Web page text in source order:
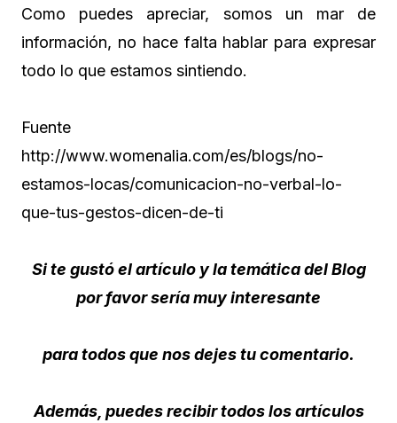
Como puedes apreciar, somos un mar de
información, no hace falta hablar para expresar
todo lo que estamos sintiendo.
Fuente
http://www.womenalia.com/es/blogs/no-
estamos-locas/comunicacion-no-verbal-lo-
que-tus-gestos-dicen-de-ti
Si te gustó el artículo y la temática del Blog
por favor sería muy interesante
para todos que nos dejes tu comentario.
Además, puedes recibir todos los artículos